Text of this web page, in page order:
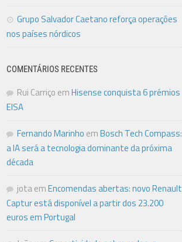
Grupo Salvador Caetano reforça operações
nos países nórdicos
COMENTÁRIOS RECENTES
Rui Carriço emHisense conquista 6 prémios
EISA
Fernando Marinho emBosch Tech Compass:
a IA será a tecnologia dominante da próxima
década
jotaemEncomendas abertas: novo Renault
Captur está disponível a partir dos 23.200
euros em Portugal